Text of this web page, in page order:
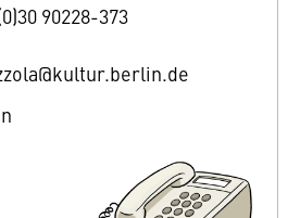
90228-373